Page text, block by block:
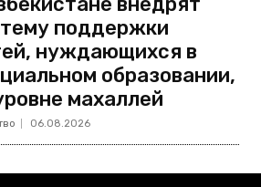
поддержки
нуждающихся в
образовании,
махаллей
06.08.2026